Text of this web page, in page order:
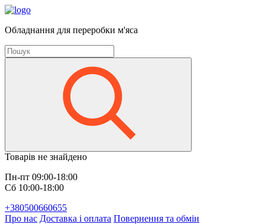
Обладнання для переробки м'яса
Товарів не знайдено
Пн-пт 09:00-18:00
Сб 10:00-18:00
+380500660655
Про нас Доставка і оплата Повернення та обмін